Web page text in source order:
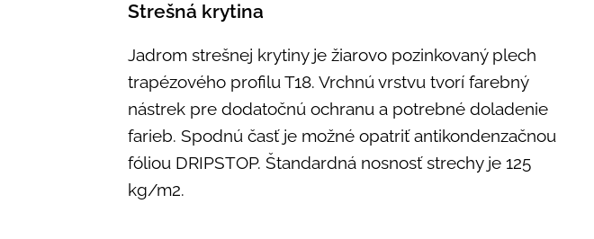
Strešná krytina
Jadrom strešnej krytiny je žiarovo pozinkovaný plech
trapézového profilu T18. Vrchnú vrstvu tvorí farebný
nástrek pre dodatočnú ochranu a potrebné doladenie
farieb. Spodnú časť je možné opatriť antikondenzačnou
fóliou DRIPSTOP. Štandardná nosnosť strechy je 125
kg/m2.